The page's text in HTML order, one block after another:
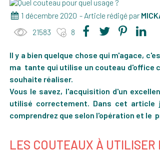
1 décembre 2020 - Article rédigé par
21583 8
Il y a bien quelque chose qui m'agace,
ma tante qui utilise un couteau d'office
souhaite réaliser.
Vous le savez, l'acquisition d'un
utilisé correctement. Dans cet article
comprendrez que selon l'opération et le
LES COUTEAUX À UTILISER